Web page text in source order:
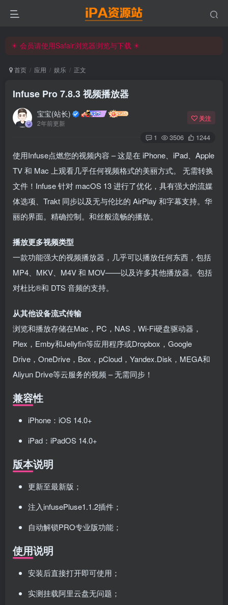
☀ 会员请使用Safair浏览器浏览与下载 ☀
☀ 会员请使用Safair浏览器浏览与下载 ☀
首页 应用 娱乐 正文
Infuse Pro 7.8.3 视频播放器
宝宝(站长)
2年前更新
关注
1 3506 1244
使用Infuse点燃您的视频内容 – 这是在 iPhone、iPad、Apple
TV 和 Mac 上观看几乎任何视频格式的美丽方式。 无需转换
文件！Infuse 针对 macOS 13 进行了优化，具有强大的流媒
体选项、Trakt 同步以及无与伦比的 AirPlay 和字幕支持。华
丽的界面。精确控制。和丝般流畅的播放。
播放更多视频类型
一款功能强大的视频播放器，几乎可以播放任何东西，包括
MP4、MKV、M4V 和 MOV——以及许多其他播放器。包括
对杜比®和 DTS 音频的支持。
从其他设备流式传输
浏览和播放存储在Mac，PC，NAS，Wi-Fi硬盘驱动器，
Plex，Emby和Jellyfin等应用程序或Dropbox，Google
Drive，OneDrive，Box，pCloud，Yandex.Disk，MEGA和
Aliyun Drive等云服务的视频 – 无需同步！
兼容性
iPhone：iOS 14.0+
iPad：iPadOS 14.0+
版本说明
更新至最新版；
注入infusePluse1.1.2插件；
自动解锁PRO专业版功能；
使用说明
安装后直接打开即可使用；
实测挂载阿里云盘无问题；